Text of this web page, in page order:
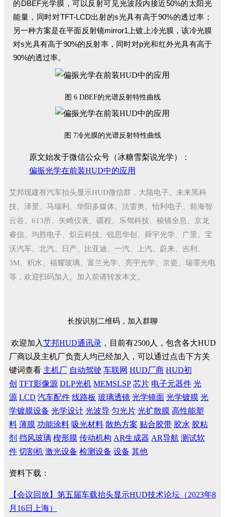
的DBEF光学膜，可以反射可见光波段内接近50%的太阳光
能量，同时对TFT-LCD出射的s光具有高于90%的透过率；
另一种方案是在平面反射镜mirror1上镀上冷光膜，该冷光膜
对s光具有高于90%的反射率，同时对p光和红外光具有高于
90%的透过率。
图 6 DBEF的光谱反射特性曲线
图 7冷光膜的光谱反射特性曲线
原文始发于微信公众号（冰糖雪梨说光学）：
偏振光学在前装HUD中的应用
艾邦现建有汽车抬头显示HUD微信群，大陆电子、未来黑科
技、泽景、马瑞利、华阳多媒体、法雷奥、怡利电子、前海智
云谷、613所、矢崎仪表、疆程、乐驾科技、棱镜全息、京龙
睿信、均胜电子、炽云科技、锐思华创、舜宇光学、广景、宝
沃汽车、北汽、日产、比亚迪、一汽、上汽、蔚来、吉利、
3M、积水、福耀玻璃、富兰光学、亮宇光学、京瓷、瑞霏光电
等，欢迎扫码加入。加入前请转发本文。
长按识别二维码，加入群聊
欢迎加入艾邦HUD通讯录 ，目前有2500人，包含各大HUD
厂商以及主机厂负责人均已经加入，可以通过点击下方关
键词查看 主机厂 自动驾驶 车联网 HUD厂商 HUD初
创 TFT影像源 DLP光机 MEMSLSP 芯片 电子元器件 光
源 LCD 汽车配件 线路板 玻璃透镜 光学镜面 光学镀膜 光
学镀膜设备 光学设计 光波导 匀光片 光扩散膜 高性能塑
料 薄膜 功能涂料 吸光材料 散热方案 贴合胶带 胶水 胶粘
剂 挡风玻璃 楔形膜 传动机构 AR生成器 AR导航 测试软
件 切割机 激光设备 检测设备 设备 其他
资料下载：
【会议回放】第五届车载抬头显示HUD技术论坛（2023年8
月16日上海）